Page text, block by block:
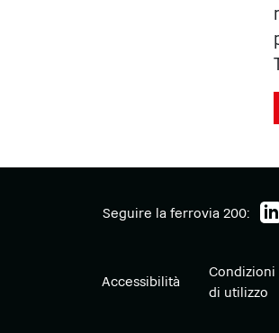
Seguire la ferrovia 200:
Accessibilità
Condizioni
di utilizzo